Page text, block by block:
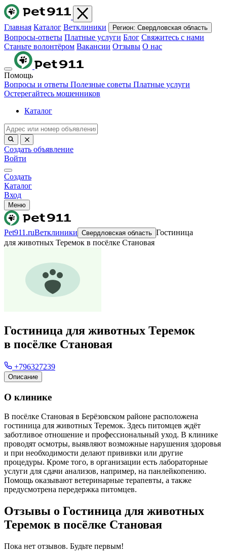
Главная Каталог Ветклиники Регион: Свердловская область
Вопросы-ответы Платные услуги Блог Свяжитесь с нами
Станьте волонтёром Вакансии Отзывы О нас
Помощь
Вопросы и ответы Полезные советы Платные услуги
Остерегайтесь мошенников
Каталог
Создать объявление
Войти
Создать
Каталог
Вход
Меню
Pet911.ruВетклиники Свердловская область Гостиница
для животных Теремок в посёлке Становая
Гостиница для животных Теремок
в посёлке Становая
+796327239
Описание
О клинике
В посёлке Становая в Берёзовском районе расположена
гостиница для животных Теремок. Здесь питомцев ждёт
заботливое отношение и профессиональный уход. В клинике
проводят осмотры, выявляют возможные нарушения здоровья
и при необходимости делают прививки или другие
процедуры. Кроме того, в организации есть лабораторные
услуги для сдачи анализов, например, на панлейкопению.
Помощь оказывают ветеринарные терапевты, а также
предусмотрена передержка питомцев.
Отзывы о Гостиница для животных
Теремок в посёлке Становая
Пока нет отзывов. Будьте первым!